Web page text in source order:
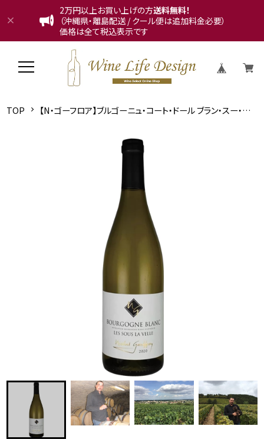
2万円以上お買い上げの方送料無料！
（沖縄県・離島配送 / クール便は追加料金必要）
価格は全て税込表示です
TOP 【N・ゴーフロア】ブルゴーニュ・コート・ドール ブラン・スー・ラ・ヴェル 2020